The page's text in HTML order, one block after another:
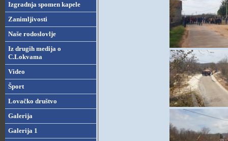
Izgradnja spomen kapele
Zanimljivosti
Naše rodoslovlje
Iz drugih medija o
C.Lokvama
Video
Šport
Lovačko društvo
Galerija
Galerija 1